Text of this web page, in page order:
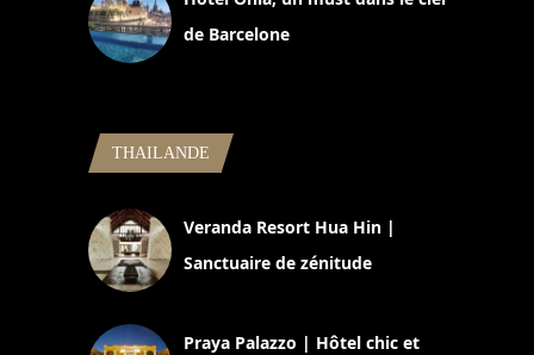
de Barcelone
THAILANDE
Veranda Resort Hua Hin |
Sanctuaire de zénitude
Praya Palazzo | Hôtel chic et